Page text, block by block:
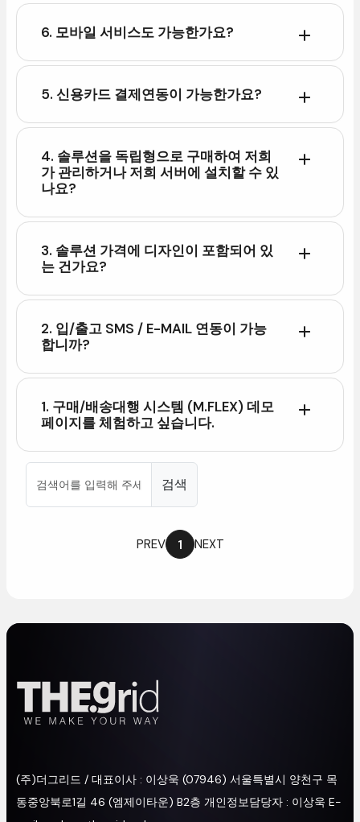
6.모바일서비스도가능한가요?
5.신용카드결제연동이가능한가요?
4.솔루션을독립형으로구매하여저희
가관리하거나저희서버에설치할수있
나요?
3.솔루션가격에디자인이포함되어있
는건가요?
2.입/출고SMS/E-MAIL연동이가능
합니까?
1.구매/배송대행시스템(M.FLEX)데모
페이지를체험하고싶습니다.
검색
PREV 1 NEXT
(주)더그리드/대표이사:이상욱 (07946)서울특별시양천구목
동중앙북로1길46(엠제이타운)B2층 개인정보담당자:이상욱 E-